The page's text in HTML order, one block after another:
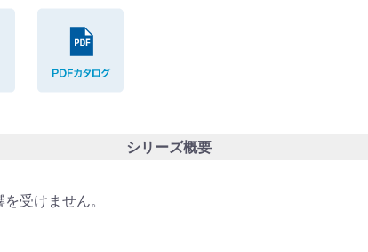
シリーズ概要
受けません。